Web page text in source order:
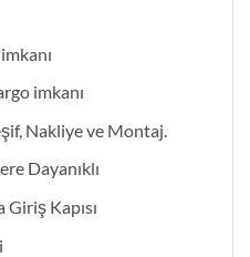
imkanı
Nakliye ve Montaj.
Dayanıklı
Giriş Kapısı